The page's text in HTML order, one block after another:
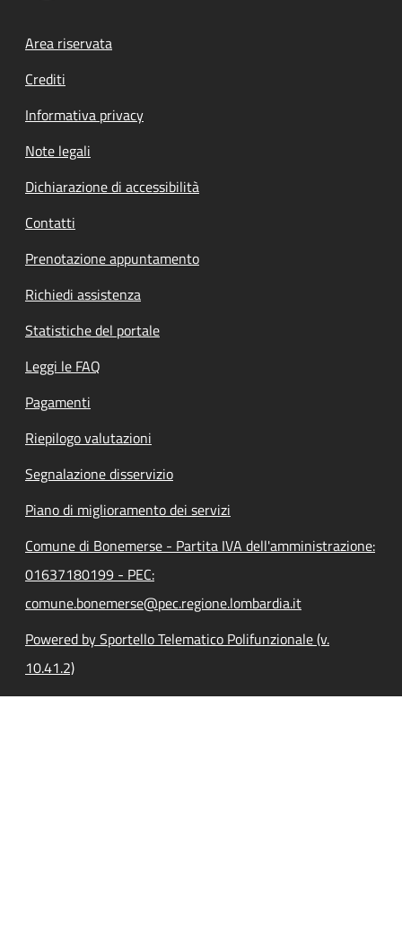
Footer menu
Area riservata
Crediti
Informativa privacy
Note legali
Dichiarazione di accessibilità
Contatti
Prenotazione appuntamento
Richiedi assistenza
Statistiche del portale
Leggi le FAQ
Pagamenti
Riepilogo valutazioni
Segnalazione disservizio
Piano di miglioramento dei servizi
Comune di Bonemerse - Partita IVA dell'amministrazione:
01637180199 - PEC:
comune.bonemerse@pec.regione.lombardia.it
Powered by Sportello Telematico Polifunzionale (v.
10.41.2)